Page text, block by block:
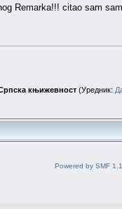
Remarka!!! citao sam
књижевност (Уредник:
Powered by SMF